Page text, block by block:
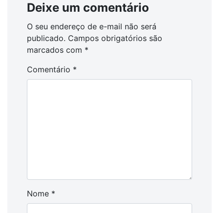
Deixe um comentário
O seu endereço de e-mail não será
publicado. Campos obrigatórios são
marcados com *
Comentário *
Nome *